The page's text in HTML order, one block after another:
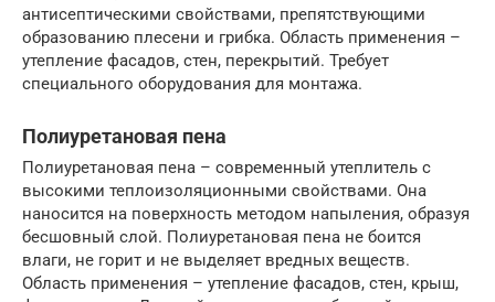
антисептическими свойствами, препятствующими
образованию плесени и грибка. Область применения –
утепление фасадов, стен, перекрытий. Требует
специального оборудования для монтажа.
Полиуретановая пена
Полиуретановая пена – современный утеплитель с
высокими теплоизоляционными свойствами. Она
наносится на поверхность методом напыления, образуя
бесшовный слой. Полиуретановая пена не боится
влаги, не горит и не выделяет вредных веществ.
Область применения – утепление фасадов, стен, крыш,